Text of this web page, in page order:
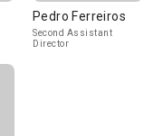
Pedro Ferreiros
Second Assistant
Director